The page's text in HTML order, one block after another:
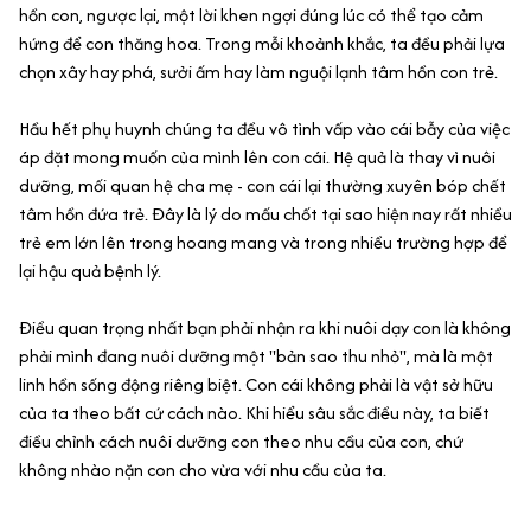
hồn con, ngược lại, một lời khen ngợi đúng lúc có thể tạo cảm
hứng để con thăng hoa. Trong mỗi khoảnh khắc, ta đều phải lựa
chọn xây hay phá, sưởi ấm hay làm nguội lạnh tâm hồn con trẻ.
Hầu hết phụ huynh chúng ta đều vô tình vấp vào cái bẫy của việc
áp đặt mong muốn của mình lên con cái. Hệ quả là thay vì nuôi
dưỡng, mối quan hệ cha mẹ - con cái lại thường xuyên bóp chết
tâm hồn đứa trẻ. Đây là lý do mấu chốt tại sao hiện nay rất nhiều
trẻ em lớn lên trong hoang mang và trong nhiều trường hợp để
lại hậu quả bệnh lý.
Điều quan trọng nhất bạn phải nhận ra khi nuôi dạy con là không
phải mình đang nuôi dưỡng một "bản sao thu nhỏ", mà là một
linh hồn sống động riêng biệt. Con cái không phải là vật sở hữu
của ta theo bất cứ cách nào. Khi hiểu sâu sắc điều này, ta biết
điều chỉnh cách nuôi dưỡng con theo nhu cầu của con, chứ
không nhào nặn con cho vừa với nhu cầu của ta.